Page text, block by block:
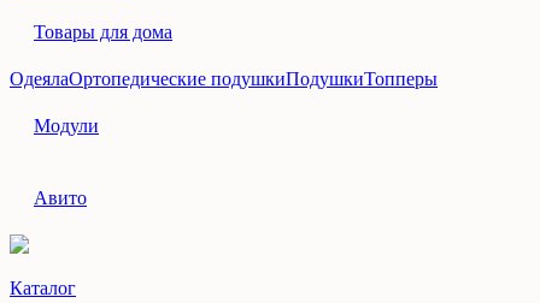
Товары для дома
ОдеялаОртопедические подушкиПодушкиТопперы
Модули
Авито
Каталог